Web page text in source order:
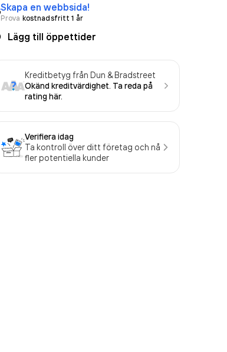
Skapa en webbsida!
Prova kostnadsfritt 1 år
Lägg till öppettider
Kreditbetyg från Dun & Bradstreet
Okänd kreditvärdighet. Ta reda på
rating här.
Verifiera idag
Ta kontroll över ditt företag och nå
fler potentiella kunder